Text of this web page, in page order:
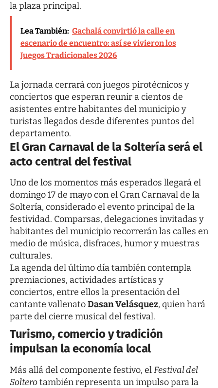
la plaza principal.
Lea También: Gachalá convirtió la calle en
escenario de encuentro: así se vivieron los
Juegos Tradicionales 2026
La jornada cerrará con juegos pirotécnicos y
conciertos que esperan reunir a cientos de
asistentes entre habitantes del municipio y
turistas llegados desde diferentes puntos del
departamento.
El Gran Carnaval de la Soltería será el
acto central del festival
Uno de los momentos más esperados llegará el
domingo 17 de mayo con el Gran Carnaval de la
Soltería, considerado el evento principal de la
festividad. Comparsas, delegaciones invitadas y
habitantes del municipio recorrerán las calles en
medio de música, disfraces, humor y muestras
culturales.
La agenda del último día también contempla
premiaciones, actividades artísticas y
conciertos, entre ellos la presentación del
cantante vallenatoDasan Velásquez, quien hará
parte del cierre musical del festival.
Turismo, comercio y tradición
impulsan la economía local
Más allá del componente festivo, elFestival del
Solterotambién representa un impulso para la